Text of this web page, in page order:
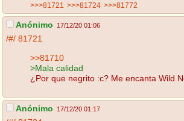
>>>81721 >>>81724 >>>81772
Anónimo 17/12/20 01:06
/#/ 81721
>>81710
>Mala calidad
¿Por que negrito :c? Me encanta Wild
Anónimo 17/12/20 01:17